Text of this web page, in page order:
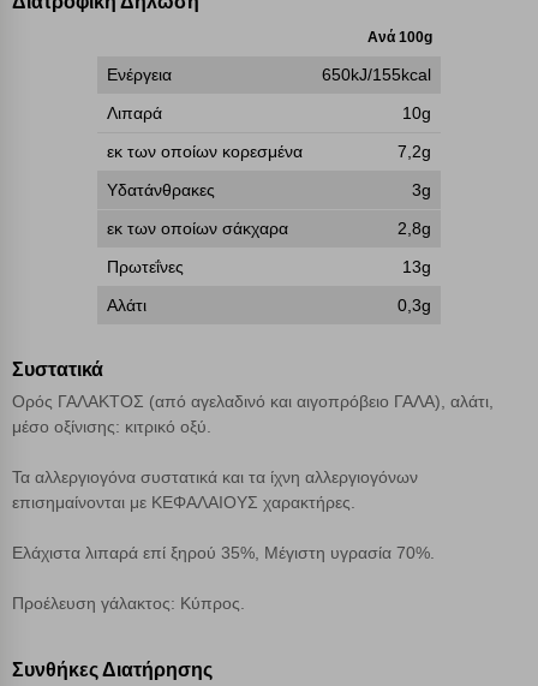
Ανά 100g
Ενέργεια
650kJ/155kcal
Λιπαρά
10g
εκ των οποίων κορεσμένα
7,2g
Υδατάνθρακες
3g
εκ των οποίων σάκχαρα
2,8g
Πρωτεΐνες
13g
Αλάτι
0,3g
Συστατικά
Ορός ΓΑΛΑΚΤΟΣ (από αγελαδινό και αιγοπρόβειο ΓΑΛΑ), αλάτι,
μέσο οξίνισης: κιτρικό οξύ.
Τα αλλεργιογόνα συστατικά και τα ίχνη αλλεργιογόνων
επισημαίνονται με ΚΕΦΑΛΑΙΟΥΣ χαρακτήρες.
Ελάχιστα λιπαρά επί ξηρού 35%, Μέγιστη υγρασία 70%.
Προέλευση γάλακτος: Κύπρος.
Συνθήκες Διατήρησης
επάνω δεξιά, αφού ενημερωθείτε σχετικά. Ωστόσο θα πρέπει να
γνωρίζετε ότι αποκλεισμός ορισμένων κατηγοριών αρχείων cookies,
χρήσης των υπηρεσιών μας.
Δείτε περισσότερα
Αποθήκευση ρυθμίσεων
Απόρριψη όλων
Αποδοχή όλων